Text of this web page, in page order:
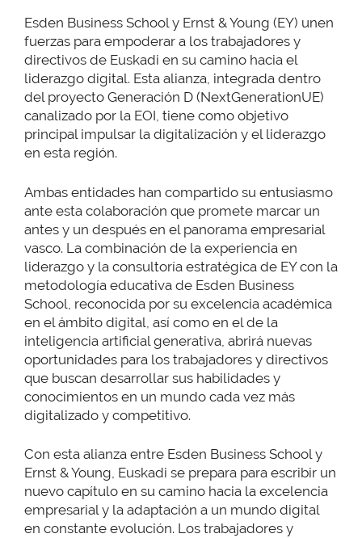
Esden Business School y Ernst & Young (EY) unen
fuerzas para empoderar a los trabajadores y
directivos de Euskadi en su camino hacia el
liderazgo digital. Esta alianza, integrada dentro
del proyecto Generación D (NextGenerationUE)
canalizado por la EOI, tiene como objetivo
principal impulsar la digitalización y el liderazgo
en esta región.
Ambas entidades han compartido su entusiasmo
ante esta colaboración que promete marcar un
antes y un después en el panorama empresarial
vasco. La combinación de la experiencia en
liderazgo y la consultoría estratégica de EY con la
metodología educativa de Esden Business
School, reconocida por su excelencia académica
en el ámbito digital, así como en el de la
inteligencia artificial generativa, abrirá nuevas
oportunidades para los trabajadores y directivos
que buscan desarrollar sus habilidades y
conocimientos en un mundo cada vez más
digitalizado y competitivo.
Con esta alianza entre Esden Business School y
Ernst & Young, Euskadi se prepara para escribir un
nuevo capítulo en su camino hacia la excelencia
empresarial y la adaptación a un mundo digital
en constante evolución. Los trabajadores y